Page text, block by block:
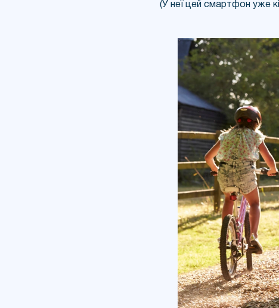
(У неї цей смартфон уже